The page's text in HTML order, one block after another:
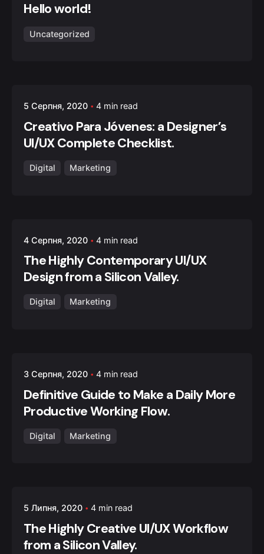
Hello world!
Uncategorized
admin
5 Серпня, 2020 4 min read
Creativo Para Jóvenes: a Designer’s
UI/UX Complete Checklist.
Digital Marketing
admin
4 Серпня, 2020 4 min read
The Highly Contemporary UI/UX
Design from a Silicon Valley.
Digital Marketing
admin
3 Серпня, 2020 4 min read
Definitive Guide to Make a Daily More
Productive Working Flow.
Digital Marketing
admin
5 Липня, 2020 4 min read
The Highly Creative UI/UX Workflow
from a Silicon Valley.